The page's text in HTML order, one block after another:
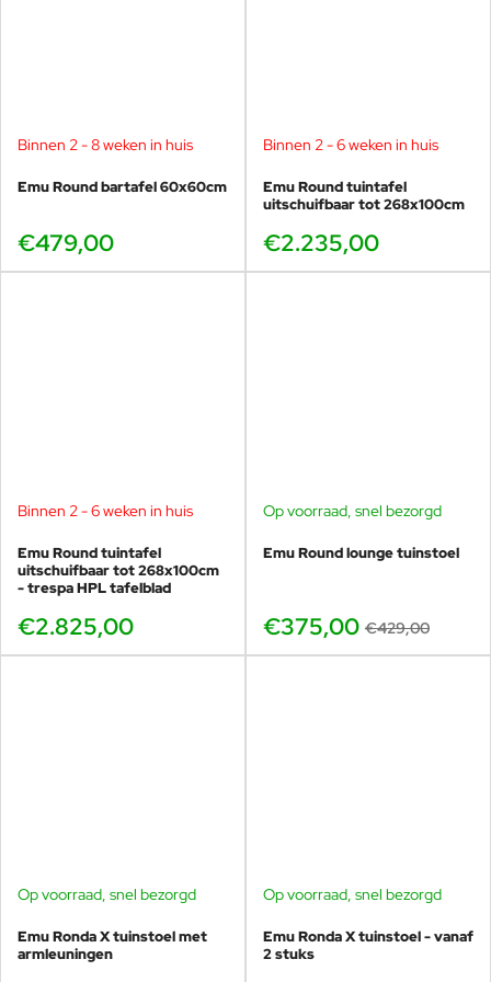
Flexibel te plaatsen en combineren
Bestand tegen intensief gebruik
ervaren en vergelijken.
Veurst is de grootste EMU dealer
Binnen 2 - 8 weken in huis
Emu Round bartafel 60x60cm
€479,00
Binnen 2 - 6 weken in huis
Emu Round tuintafel
uitschuifbaar tot 268x100cm
€2.235,00
Binnen 2 - 6 weken in huis
Emu Round tuintafel
uitschuifbaar tot 268x100cm
- trespa HPL tafelblad
€2.825,00
-13%
Op voorraad, snel bezorgd
Emu Round lounge tuinstoel
€375,00 €429,00
Op voorraad, snel bezorgd
Emu Ronda X tuinstoel met
armleuningen
Op voorraad, snel bezorgd
Emu Ronda X tuinstoel - vanaf
2 stuks